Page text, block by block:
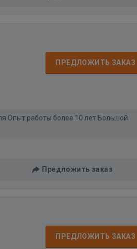
ПРЕДЛОЖИТЬ ЗАКАЗ
Опыт работы более 10 лет Большой
Предложить заказ
ПРЕДЛОЖИТЬ ЗАКАЗ